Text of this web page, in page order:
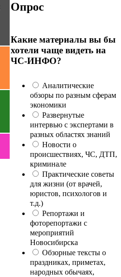
Опрос
Какие материалы вы бы
хотели чаще видеть на
ЧС-ИНФО?
Аналитические
обзоры по разным сферам
экономики
Развернутые
интервью с экспертами в
разных областях знаний
Новости о
происшествиях, ЧС, ДТП,
криминале
Практические советы
для жизни (от врачей,
юристов, психологов и
т.д.)
Репортажи и
фоторепортажи с
мероприятий
Новосибирска
Обзорные тексты о
праздниках, приметах,
народных обычаях,